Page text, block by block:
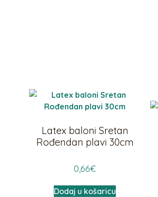
Latex baloni Sretan
Rođendan plavi 30cm
0,66€
Dodaj u košaricu